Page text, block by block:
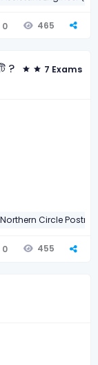
0 465
? 7 Exams
Northern Circle
0 455